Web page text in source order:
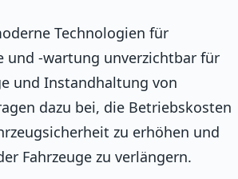
Technologien für
und -wartung unverzichtbar für
und Instandhaltung von
dazu bei, die Betriebskosten
zu erhöhen und
Fahrzeuge zu verlängern.